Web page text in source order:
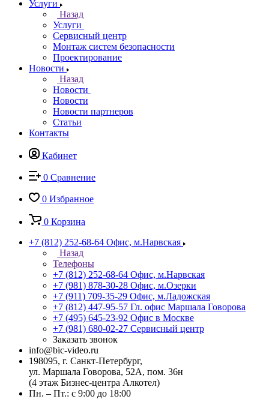
Услуги
Назад
Услуги
Сервисный центр
Монтаж систем безопасности
Проектирование
Новости
Назад
Новости
Новости
Новости партнеров
Статьи
Контакты
Кабинет
0 Сравнение
0 Избранное
0 Корзина
+7 (812) 252-68-64 Офис, м.Нарвская
Назад
Телефоны
+7 (812) 252-68-64 Офис, м.Нарвская
+7 (981) 878-30-28 Офис, м.Озерки
+7 (911) 709-35-29 Офис, м.Ладожская
+7 (812) 447-95-57 Гл. офис Маршала Говорова
+7 (495) 645-23-92 Офис в Москве
+7 (981) 680-02-27 Сервисный центр
Заказать звонок
info@bic-video.ru
198095, г. Санкт-Петербург,
ул. Маршала Говорова, 52А, пом. 36н
(4 этаж Бизнес-центра Алкотел)
Пн. – Пт.: с 9:00 до 18:00